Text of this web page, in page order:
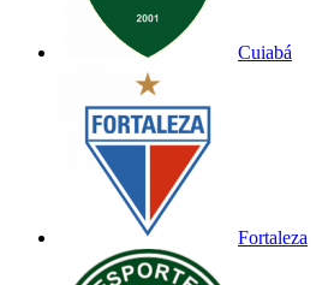
Cuiabá
Fortaleza